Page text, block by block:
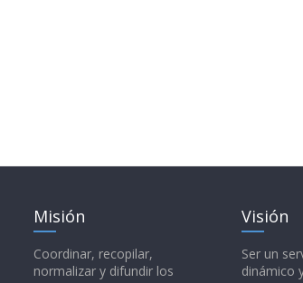
Misión
Coordinar, recopilar,
normalizar y difundir los
Visión
Ser un
dinámico